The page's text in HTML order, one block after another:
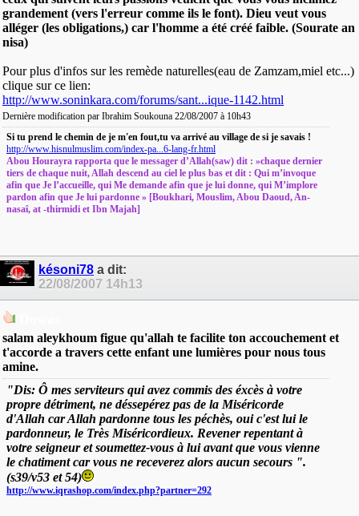
grandement (vers l'erreur comme ils le font). Dieu veut vous
alléger (les obligations,) car l'homme a été créé faible. (Sourate an
nisa)
Pour plus d'infos sur les remède naturelles(eau de Zamzam,miel etc...)
clique sur ce lien:
http://www.soninkara.com/forums/sant...ique-1142.html
Dernière modification par Ibrahim Soukouna 22/08/2007 à 10h43
Si tu prend le chemin de je m'en fout,tu va arrivé au village de si je savais !
http://www.hisnulmuslim.com/index-pa...6-lang-fr.html
Abou Hourayra rapporta que le messager d’Allah(saw) dit : »chaque dernier
tiers de chaque nuit, Allah descend au ciel le plus bas et dit : Qui m’invoque
afin que Je l’accueille, qui Me demande afin que je lui donne, qui M’implore
pardon afin que Je lui pardonne » [Boukhari, Mouslim, Abou Daoud, An-
nasaî, at -thirmidi et Ibn Majah]
késoni78 a dit:
22/08/2007 14h13
salam aleykhoum figue qu'allah te facilite ton accouchement et
t'accorde a travers cette enfant une lumières pour nous tous
amine.
"Dis: Ô mes serviteurs qui avez commis des éxcès à votre
propre détriment, ne déssepérez pas de la Miséricorde
d'Allah car Allah pardonne tous les péchès, oui c'est lui le
pardonneur, le Très Miséricordieux. Revener repentant à
votre seigneur et soumettez-vous à lui avant que vous vienne
le chatiment car vous ne receverez alors aucun secours ".
(s39/v53 et 54)
http://www.iqrashop.com/index.php?partner=292